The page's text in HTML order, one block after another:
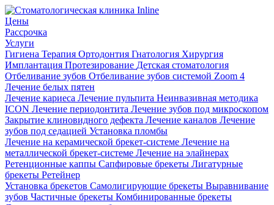
Цены
Рассрочка
Услуги
Гигиена Терапия Ортодонтия Гнатология Хирургия
Имплантация Протезирование Детская стоматология
Отбеливание зубов Отбеливание зубов системой Zoom 4
Лечение белых пятен
Лечение кариеса Лечение пульпита Неинвазивная методика
ICON Лечение периодонтита Лечение зубов под микроскопом
Закрытие клиновидного дефекта Лечение каналов Лечение
зубов под седацией Установка пломбы
Лечение на керамической брекет-системе Лечение на
металлической брекет-системе Лечение на элайнерах
Ретенционные каппы Сапфировые брекеты Лигатурные
брекеты Ретейнер
Установка брекетов Самолигирующие брекеты Выравнивание
зубов Частичные брекеты Комбинированные брекеты